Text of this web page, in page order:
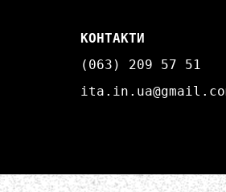
КОНТАКТИ
(063) 209 57 51